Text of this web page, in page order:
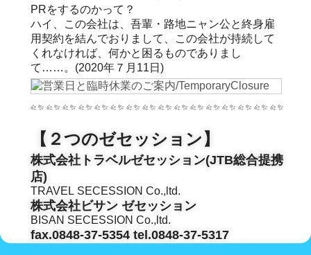
PRをするのかって？
ハイ、この会社は、吾輩・路地ニャン公と終身雇
用契約を結んでおりまして、この会社が持続して
くれなければ、何かと困るものでありまし
て……。(2020年７月11日)
【２つのゼセッション】
株式会社トラベルゼセッション(JTB総合提携
店)
TRAVEL SECESSION Co.,ltd.
株式会社ビサン ゼセッション
BISAN SECESSION Co.,ltd.
fax.0848-37-5354 tel.0848-37-5317